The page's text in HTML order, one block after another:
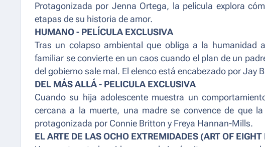
Protagonizada por Jenna Ortega, la película explora
etapas de su historia de amor.
HUMANO - PELÍCULA EXCLUSIVA
Tras un colapso ambiental que obliga a la humanidad
familiar se convierte en un caos cuando el plan de un
del gobierno sale mal. El elenco está encabezado por Jay
DEL MÁS ALLÁ - PELICULA EXCLUSIVA
Cuando su hija adolescente muestra un
cercana a la muerte, una madre se convence de que
protagonizada por Connie Britton y Freya Hannan-Mills.
EL ARTE DE LAS OCHO EXTREMIDADES (ART OF